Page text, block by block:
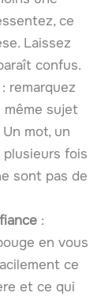
ce
Laissez
confus.
: remarquez
même sujet
mot, un
plusieurs fois
sont pas de
:
en vous
ce
et ce qui